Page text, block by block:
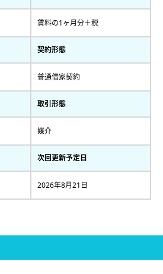
賃料の1ヶ月分＋税
契約形態
普通借家契約
取引形態
媒介
次回更新予定日
2026年8月21日